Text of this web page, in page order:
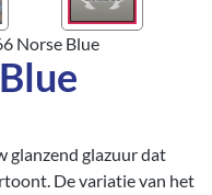
Norse Blue
glanzend glazuur dat
De variatie van het